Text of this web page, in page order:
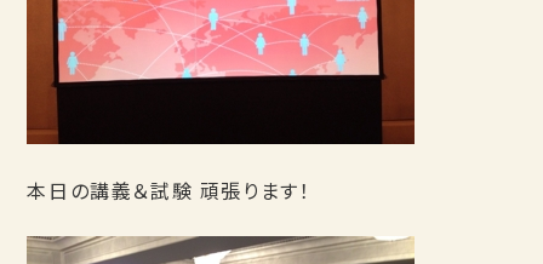
本日の講義＆試験 頑張ります！